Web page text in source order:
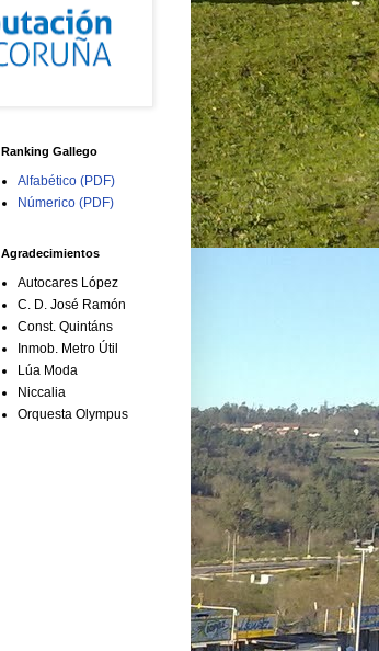
Ranking Gallego
Alfabético (PDF)
Númerico (PDF)
Agradecimientos
Autocares López
C. D. José Ramón
Const. Quintáns
Inmob. Metro Útil
Lúa Moda
Niccalia
Orquesta Olympus